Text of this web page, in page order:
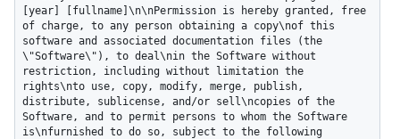
[year] [fullname]\n\nPermission is hereby granted, free
of charge, to any person obtaining a copy\nof this
software and associated documentation files (the
\"Software\"), to deal\nin the Software without
restriction, including without limitation the
rights\nto use, copy, modify, merge, publish,
distribute, sublicense, and/or sell\ncopies of the
Software, and to permit persons to whom the Software
is\nfurnished to do so, subject to the following